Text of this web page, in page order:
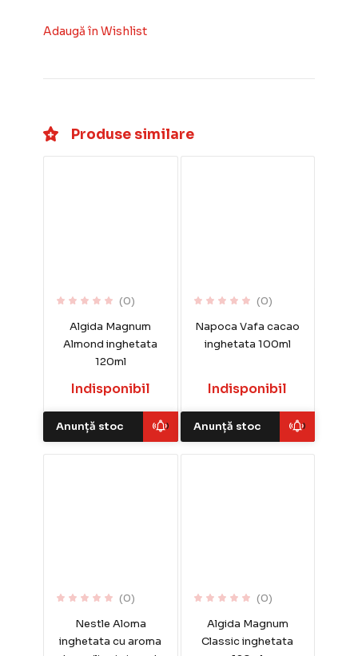
Adaugă în Wishlist
Produse similare
(0)
Algida Magnum
Almond inghetata
120ml
Indisponibil
Anunță stoc
(0)
Napoca Vafa cacao
inghetata 100ml
Indisponibil
Anunță stoc
(0)
Nestle Aloma
inghetata cu aroma
(0)
Algida Magnum
Classic inghetata